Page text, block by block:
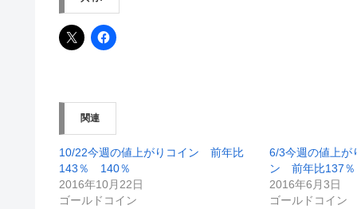
関連
10/22今週の値上がりコイン 前年比
143％ 140％
2016年10月22日
ゴールドコイン
6/3今週の値上が
ン 前年比137
2016年6月3日
ゴールドコイン